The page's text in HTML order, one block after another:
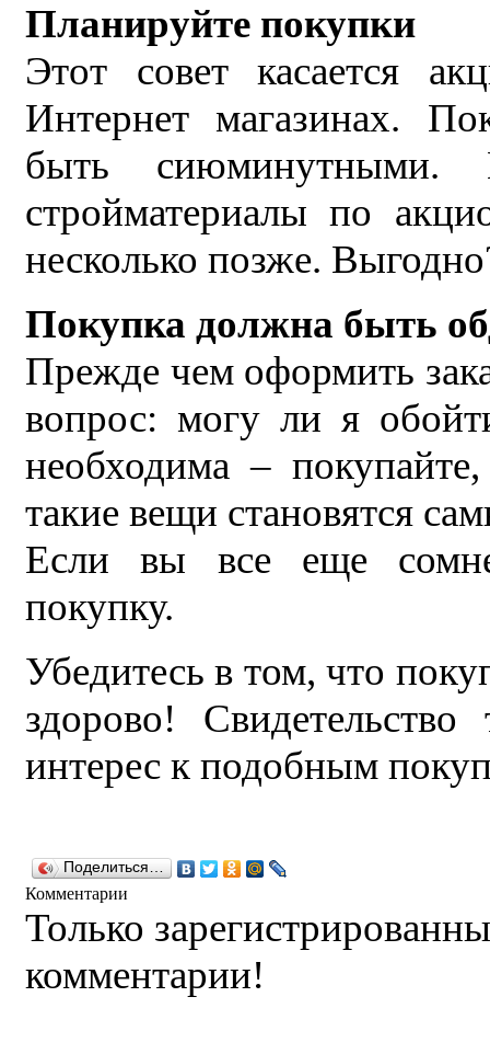
Планируйте покупки
Этот совет касается
Интернет магазинах.
быть сиюминутными.
стройматериалы по
несколько позже.
Покупка должна быть
Прежде чем оформить
вопрос: могу ли я
необходима –
такие вещи становятся
Если вы все еще
покупку.
Убедитесь в том, что
здорово!
интерес к подобным
Поделиться…
Комментарии
Только
комментарии!